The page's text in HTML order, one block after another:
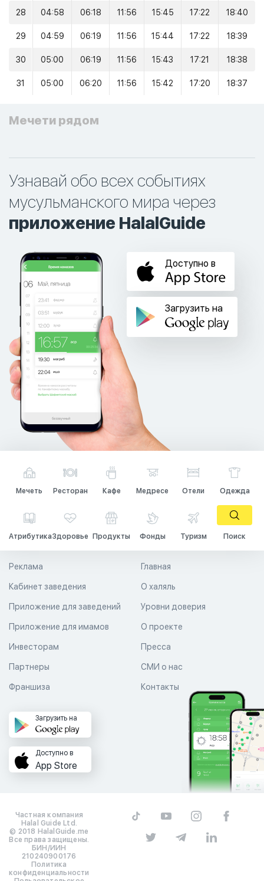
28 04:58 06:18 11:56 15:45 17:22 18:40
29 04:59 06:19 11:56 15:44 17:22 18:39
30 05:00 06:19 11:56 15:43 17:21 18:38
31 05:00 06:20 11:56 15:42 17:20 18:37
Мечети рядом
Узнавай обо всех событиях
мусульманского мира через
приложение HalalGuide
Доступно в
Загрузить на
Мечеть Ресторан Кафе Медресе Отели Одежда
АтрибутикаЗдоровье Продукты Фонды Туризм Поиск
Главная
О халяль
Уровни доверия
Реклама
Кабинет заведения
Приложение для заведений
Приложение для имамов О проекте
Пресса
СМИ о нас
Контакты
Инвесторам
Партнеры
Франшиза
Загрузить на
Доступно в
App Store
Частная компания
Halal Guide Ltd.
© 2018 HalalGuide.me
Все права защищены.
БИН/ИИН
210240900176
Политика
конфиденциальности